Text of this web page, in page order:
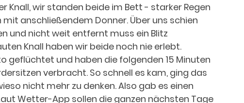
Knall, wir standen beide im Bett - starker Regen
anschließendem Donner. Über uns schien
und nicht weit entfernt muss ein Blitz
Knall haben wir beide noch nie erlebt.
geflüchtet und haben die folgenden 15 Minuten
verbracht. So schnell es kam, ging das
nicht mehr zu denken. Also gab es einen
Wetter-App sollen die ganzen nächsten Tage